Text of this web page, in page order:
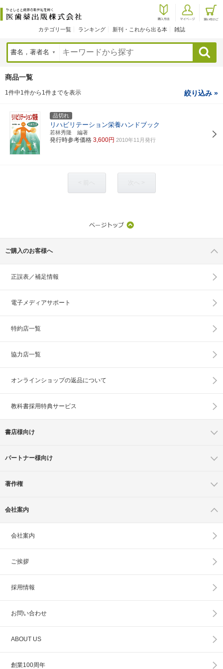
カテゴリ一覧 ランキング 新刊・これから出る本 雑誌
検索
商品一覧
1件中1件から1件までを表示 絞り込み »
品切れ
リハビリテーション栄養ハンドブック
若林秀隆 編著
発行時参考価格 3,600円 2010年11月発行
ご購入のお客様へ
正誤表／補足情報
電子メディアサポート
特約店一覧
協力店一覧
オンラインショップの返品について
教科書採用特典サービス
書店様向け
パートナー様向け
著作権
会社案内
会社案内
ご挨拶
採用情報
お問い合わせ
ABOUT US
創業100周年